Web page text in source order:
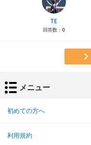
TE
回答数： 0
メニュー
初めての方へ
利用規約